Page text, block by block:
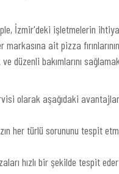
İzmir'deki işletmelerin
ait pizza fırınlarının
düzenli bakımlarını
olarak aşağıdaki
her türlü sorununu tespit
hızlı bir şekilde tespit